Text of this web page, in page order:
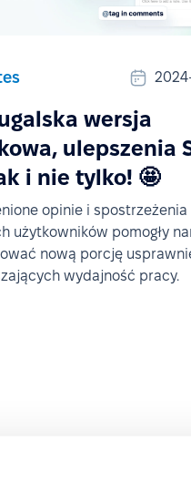
wersja
ulepszenia
i nie tylko! 🤩
opinie i spostrzeżenia
użytkowników pomogły
nową porcję
wydajność pracy.